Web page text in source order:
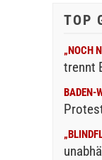
TOP
„NOCH
trennt
BADEN-